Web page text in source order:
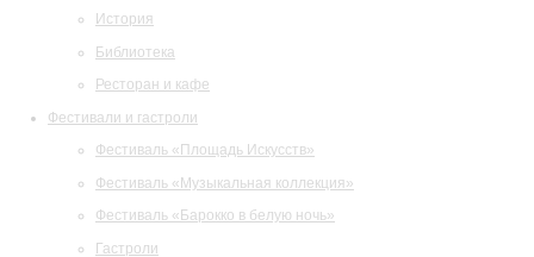
История
Библиотека
Ресторан и кафе
Фестивали и гастроли
Фестиваль «Площадь Искусств»
Фестиваль «Музыкальная коллекция»
Фестиваль «Барокко в белую ночь»
Гастроли